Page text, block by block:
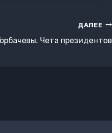
ДАЛЕЕ
Чета президентов